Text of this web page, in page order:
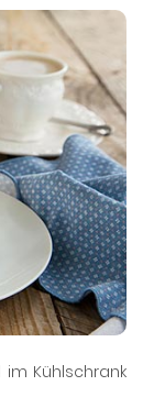
Kühlschrank